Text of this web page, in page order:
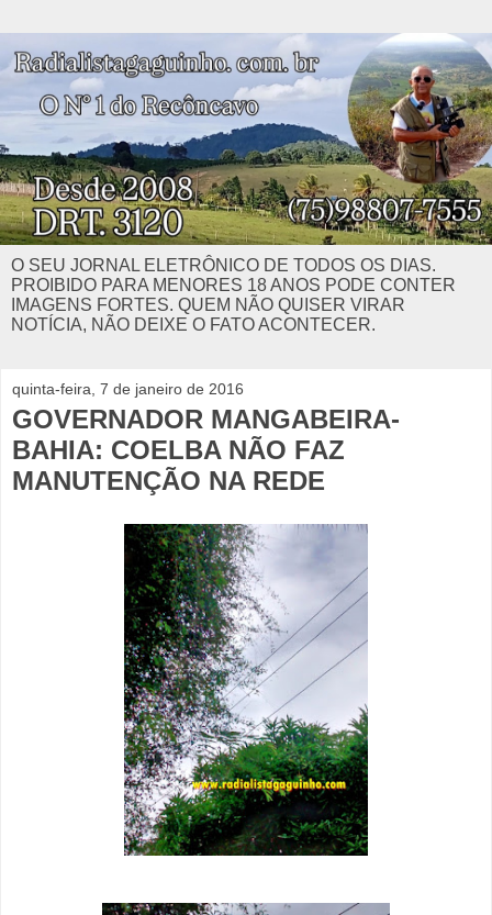
O SEU JORNAL ELETRÔNICO DE TODOS OS DIAS.
PROIBIDO PARA MENORES 18 ANOS PODE CONTER
IMAGENS FORTES. QUEM NÃO QUISER VIRAR
NOTÍCIA, NÃO DEIXE O FATO ACONTECER.
quinta-feira, 7 de janeiro de 2016
GOVERNADOR MANGABEIRA-
BAHIA: COELBA NÃO FAZ
MANUTENÇÃO NA REDE